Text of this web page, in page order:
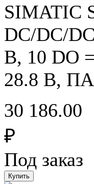
SIMATIC
DC/DC/
В, 10 DO
28.8 В,
30 186.00
₽
Под заказ